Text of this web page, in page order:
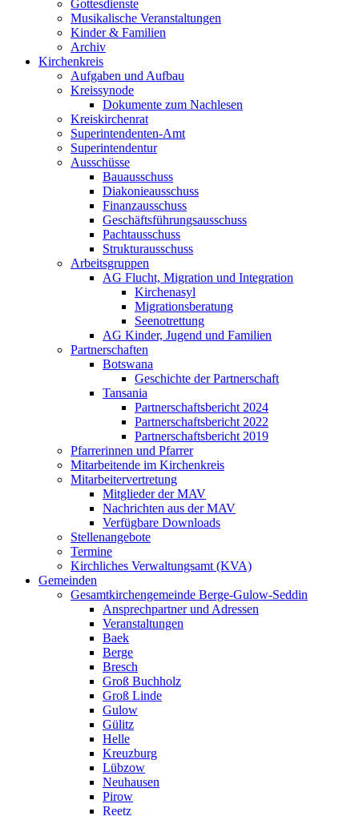
Gottesdienste
Musikalische Veranstaltungen
Kinder & Familien
Archiv
Kirchenkreis
Aufgaben und Aufbau
Kreissynode
Dokumente zum Nachlesen
Kreiskirchenrat
Superintendenten-Amt
Superintendentur
Ausschüsse
Bauausschuss
Diakonieausschuss
Finanzausschuss
Geschäftsführungsausschuss
Pachtausschuss
Strukturausschuss
Arbeitsgruppen
AG Flucht, Migration und Integration
Kirchenasyl
Migrationsberatung
Seenotrettung
AG Kinder, Jugend und Familien
Partnerschaften
Botswana
Geschichte der Partnerschaft
Tansania
Partnerschaftsbericht 2024
Partnerschaftsbericht 2022
Partnerschaftsbericht 2019
Pfarrerinnen und Pfarrer
Mitarbeitende im Kirchenkreis
Mitarbeitervertretung
Mitglieder der MAV
Nachrichten aus der MAV
Verfügbare Downloads
Stellenangebote
Termine
Kirchliches Verwaltungsamt (KVA)
Gemeinden
Gesamtkirchengemeinde Berge-Gulow-Seddin
Ansprechpartner und Adressen
Veranstaltungen
Baek
Berge
Bresch
Groß Buchholz
Groß Linde
Gulow
Gülitz
Helle
Kreuzburg
Lübzow
Neuhausen
Pirow
Reetz